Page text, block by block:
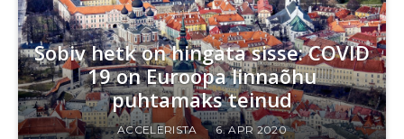
Sobiv hetk on hingata sisse: COVID
19 on Euroopa linnaõhu
puhtamaks teinud
ACCELERISTA 6. APR 2020